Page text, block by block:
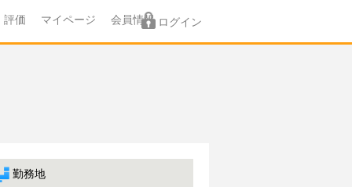
評価 マイページ 会員情報 ログイン
勤務地